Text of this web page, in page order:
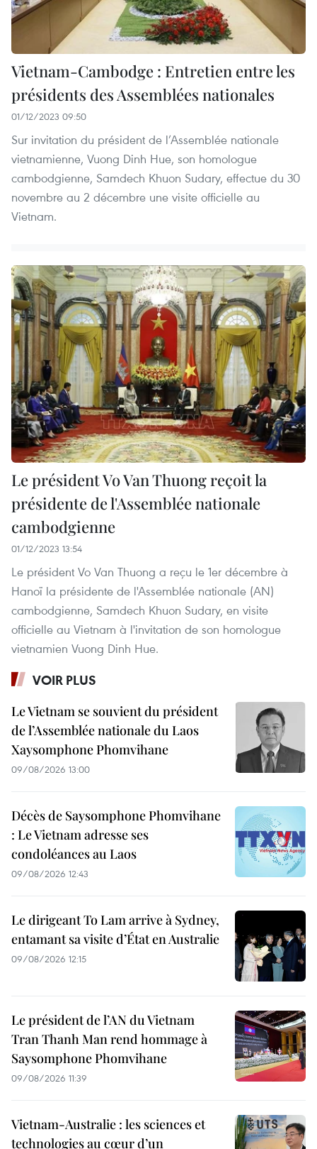
Vietnam-Cambodge : Entretien entre les
présidents des Assemblées nationales
01/12/2023 09:50
Sur invitation du président de l’Assemblée nationale
vietnamienne, Vuong Dinh Hue, son homologue
cambodgienne, Samdech Khuon Sudary, effectue du 30
novembre au 2 décembre une visite officielle au
Vietnam.
Le président Vo Van Thuong reçoit la
présidente de l'Assemblée nationale
cambodgienne
01/12/2023 13:54
Le président Vo Van Thuong a reçu le 1er décembre à
Hanoï la présidente de l'Assemblée nationale (AN)
cambodgienne, Samdech Khuon Sudary, en visite
officielle au Vietnam à l'invitation de son homologue
vietnamien Vuong Dinh Hue.
VOIR PLUS
Le Vietnam se souvient du président
de l’Assemblée nationale du Laos
Xaysomphone Phomvihane
09/08/2026 13:00
Décès de Saysomphone Phomvihane
: Le Vietnam adresse ses
condoléances au Laos
09/08/2026 12:43
Le dirigeant To Lam arrive à Sydney,
entamant sa visite d’État en Australie
09/08/2026 12:15
Le président de l’AN du Vietnam
Tran Thanh Man rend hommage à
Saysomphone Phomvihane
09/08/2026 11:39
Vietnam-Australie : les sciences et
technologies au cœur d’un